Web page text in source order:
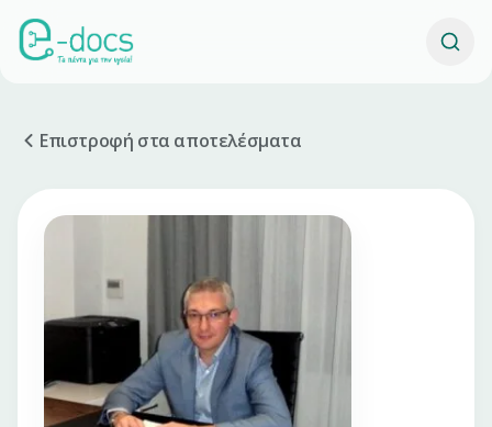
Επιστροφή στα αποτελέσματα